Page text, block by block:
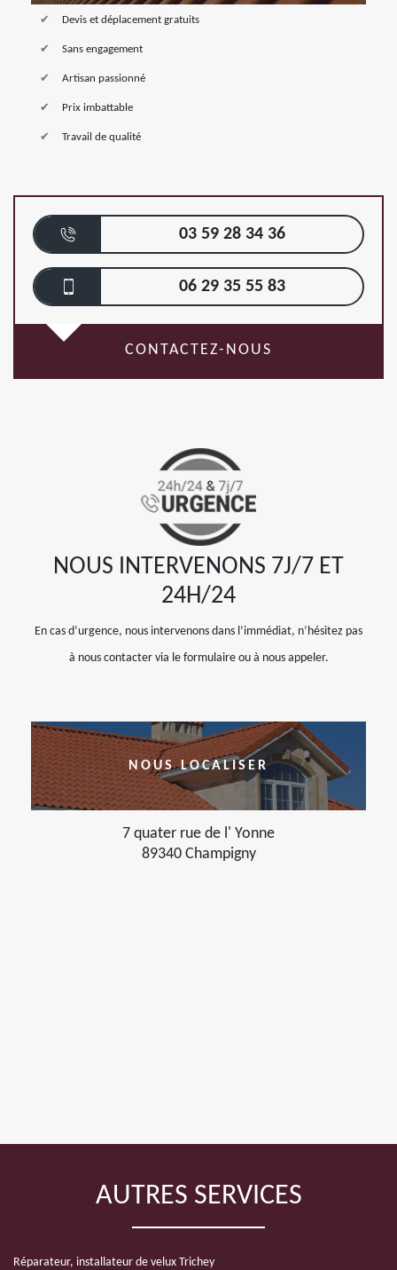
Devis et déplacement gratuits
Sans engagement
Artisan passionné
Prix imbattable
Travail de qualité
03 59 28 34 36
06 29 35 55 83
CONTACTEZ-NOUS
NOUS INTERVENONS 7J/7 ET
24H/24
En cas d’urgence, nous intervenons dans l’immédiat, n’hésitez pas
à nous contacter via le formulaire ou à nous appeler.
NOUS LOCALISER
7 quater rue de l' Yonne
89340 Champigny
AUTRES SERVICES
Réparateur, installateur de velux Trichey